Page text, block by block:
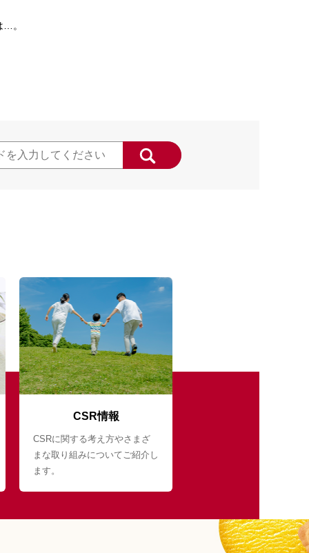
…。
CSR情報
CSRに関する考え方やさまざ
まな取り組みについてご紹介し
ます。